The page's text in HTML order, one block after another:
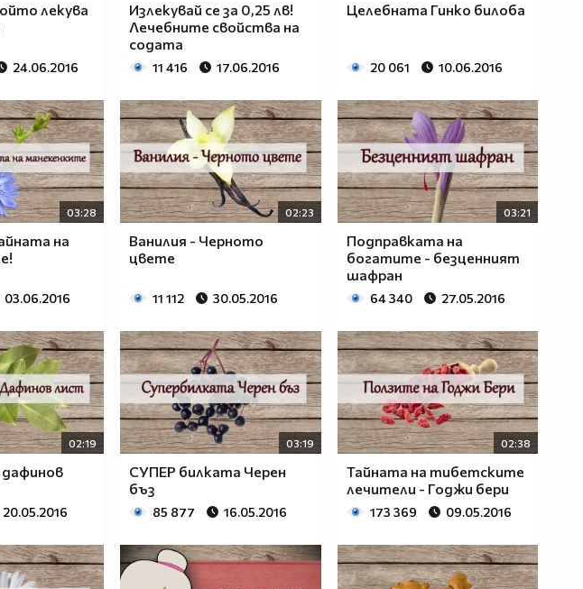
лекува
24.06.2016
Излекувай се за 0,25 лв!
Лечебните свойства на
содата
11 416 17.06.2016
Целебната Гинко билоба
20 061 10.06.2016
03:28
на
03.06.2016
02:23
Ванилия - Черното
цвете
11 112 30.05.2016
03:21
Подправката на
богатите - безценният
шафран
64 340 27.05.2016
02:19
20.05.2016
03:19
СУПЕР билката Черен
бъз
85 877 16.05.2016
02:38
Тайната на тибетските
лечители - Годжи бери
173 369 09.05.2016